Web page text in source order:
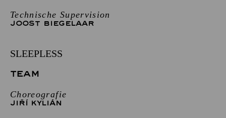
Technische Supervision
JOOST BIEGELAAR
SLEEPLESS
TEAM
Choreografie
JIŘÍ KYLIÁN